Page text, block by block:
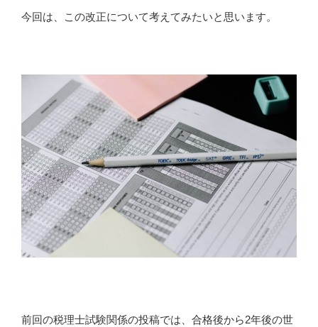
今回は、この改正について考えてみたいと思います。
前回の税理士試験関係の投稿では、合格後から2年後の世